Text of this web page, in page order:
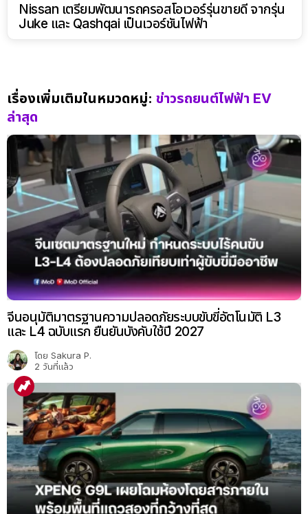
Nissan เตรียมพัฒนารถครอสโอเวอร์รุ่นขายดี จากรุ่น
Juke และ Qashqai เป็นเวอร์ชันไฟฟ้า
เรื่องเพิ่มเติมในหมวดหมู่: ข่าวรถยนต์ไฟฟ้า EV
ล่าสุด
จีนอนุมัติมาตรฐานความปลอดภัยระบบขับขี่อัตโนมัติ L3
และ L4 ฉบับแรก ยืนยันบังคับใช้ปี 2027
โดย Sakura P.
2 วันที่แล้ว